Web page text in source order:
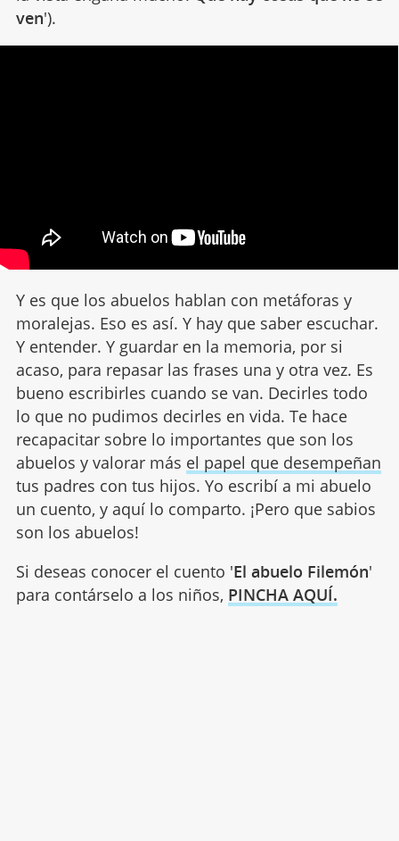
ven').
Y es que los abuelos hablan con metáforas y
moralejas. Eso es así. Y hay que saber escuchar.
Y entender. Y guardar en la memoria, por si
acaso, para repasar las frases una y otra vez. Es
bueno escribirles cuando se van. Decirles todo
lo que no pudimos decirles en vida. Te hace
recapacitar sobre lo importantes que son los
abuelos y valorar más el papel que desempeñan
tus padres con tus hijos. Yo escribí a mi abuelo
un cuento, y aquí lo comparto. ¡Pero que sabios
son los abuelos!
Si deseas conocer el cuento 'El abuelo Filemón'
para contárselo a los niños, PINCHA AQUÍ.